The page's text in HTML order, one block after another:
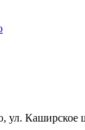
ул. Каширское